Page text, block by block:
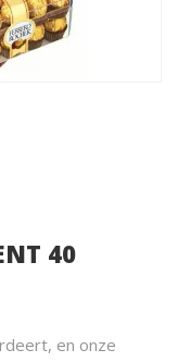
40
en onze